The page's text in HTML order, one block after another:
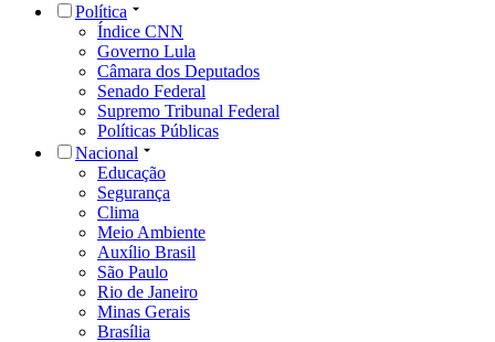
Política
Índice CNN
Governo Lula
Câmara dos Deputados
Senado Federal
Supremo Tribunal Federal
Políticas Públicas
Nacional
Educação
Segurança
Clima
Meio Ambiente
Auxílio Brasil
São Paulo
Rio de Janeiro
Minas Gerais
Brasília